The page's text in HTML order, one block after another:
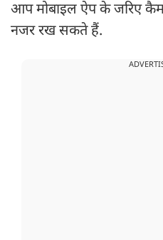
आप मोबाइल ऐप के जरिए
नजर रख सकते हैं.